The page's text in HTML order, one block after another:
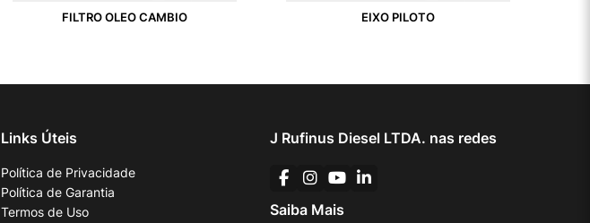
FILTRO OLEO CAMBIO EIXO PILOTO
Links Úteis
Política de Privacidade
Política de Garantia
Termos de Uso
J Rufinus Diesel LTDA. nas redes
Saiba Mais